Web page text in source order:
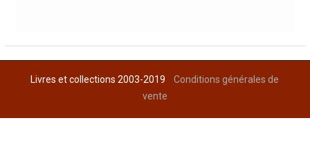
Livres et collections 2003-2019Conditions générales de
vente